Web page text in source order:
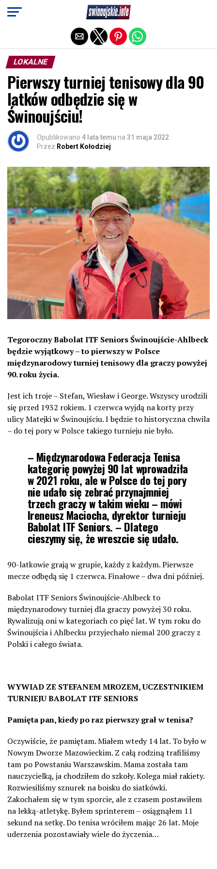
LOKALNE
Pierwszy turniej tenisowy dla 90
latków odbędzie się w
Świnoujściu!
Opublikowano 4 lata temu na 31 maja 2022
Przez Robert Kołodziej
Tegoroczny Babolat ITF Seniors Świnoujście-Ahlbeck
będzie wyjątkowy – to pierwszy w Polsce
międzynarodowy turniej tenisowy dla graczy powyżej
90. roku życia.
Jest ich troje – Stefan, Wiesław i George. Wszyscy urodzili
się przed 1932 rokiem. 1 czerwca wyjdą na korty przy
ulicy Matejki w Świnoujściu. I będzie to historyczna chwila
– do tej pory w Polsce takiego turnieju nie było.
– Międzynarodowa Federacja Tenisa
kategorię powyżej 90 lat wprowadziła
w 2021 roku, ale w Polsce do tej pory
nie udało się zebrać przynajmniej
trzech graczy w takim wieku – mówi
Ireneusz Maciocha, dyrektor turnieju
Babolat ITF Seniors. – Dlatego
cieszymy się, że wreszcie się udało.
90-latkowie grają w grupie, każdy z każdym. Pierwsze
mecze odbędą się 1 czerwca. Finałowe – dwa dni później.
Babolat ITF Seniors Świnoujście-Ahlbeck to
międzynarodowy turniej dla graczy powyżej 30 roku.
Rywalizują oni w kategoriach co pięć lat. W tym roku do
Świnoujścia i Ahlbecku przyjechało niemal 200 graczy z
Polski i całego świata.
WYWIAD ZE STEFANEM MROZEM, UCZESTNIKIEM
TURNIEJU BABOLAT ITF SENIORS
Pamięta pan, kiedy po raz pierwszy grał w tenisa?
Oczywiście, że pamiętam. Miałem wtedy 14 lat. To było w
Nowym Dworze Mazowieckim. Z całą rodziną trafiliśmy
tam po Powstaniu Warszawskim. Mama została tam
nauczycielką, ja chodziłem do szkoły. Kolega miał rakiety.
Rozwiesiliśmy sznurek na boisku do siatkówki.
Zakochałem się w tym sporcie, ale z czasem postawiłem
na lekką-atletykę. Byłem sprinterem – osiągnąłem 11
sekund na setkę. Do tenisa wróciłem mając 26 lat. Moje
uderzenia pozostawiały wiele do życzenia…
Exit mobile version